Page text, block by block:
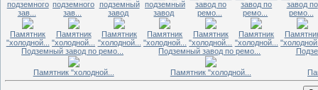
подземного
зав...
Памятник
"холодной...
подземного
зав...
Памятник
"холодной...
подземный
завод
Памятник
"холодной...
подземный
завод
Памятник
"холодной...
завод по
ремо...
Памятник
"холодной...
завод по
ремо...
Памятник
"холодной...
завод по
ремо...
Подземный завод по ремо...
Памятник "холодной...
Подземный завод по ремо...
Памятник "холодной...